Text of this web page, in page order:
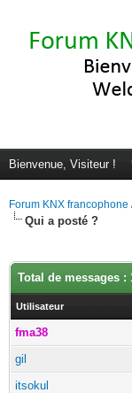
Bienvenue, Visiteur !
Forum KNX
Qui a posté ?
Total de messages :
Utilisateur
fma38
gil
itsokul